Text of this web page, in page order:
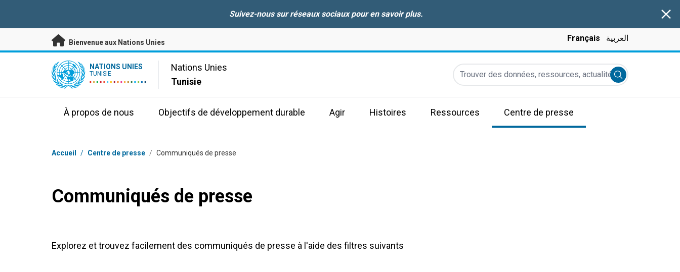
Suivez-nous sur réseaux sociaux pour en savoir plus.
Bienvenue aux Nations Unies Français العربية
UN Logo NATIONS UNIES
TUNISIE
Nations Unies
Tunisie
Trouver des données, ressources, actualités et autres
Submit search
À propos de nous Objectifs de développement durable Agir Histoires Ressources Centre de presse
Fil d'Ariane
Accueil / Centre de presse / Communiqués de presse
Communiqués de presse
Explorez et trouvez facilement des communiqués de presse à l'aide des filtres suivants